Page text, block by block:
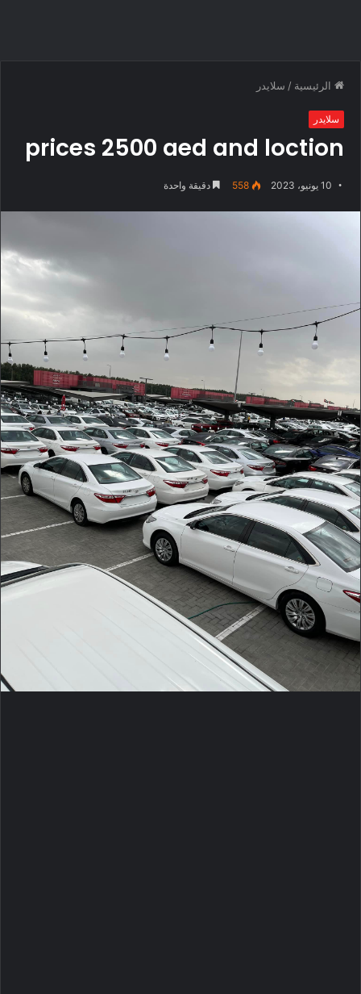
الرئيسية / سلايدر
سلايدر
prices 2500 aed and loction
10 يونيو، 2023 558 دقيقة واحدة